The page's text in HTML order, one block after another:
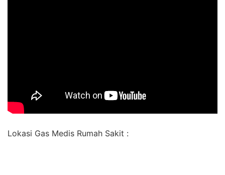
Lokasi Gas Medis Rumah Sakit :